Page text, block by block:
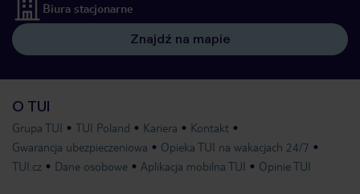
Biura stacjonarne
Znajdź na mapie
O TUI
Grupa TUI TUI Poland Kariera
Kontakt
Gwarancja ubezpieczeniowa
Opieka TUI na wakacjach 24/7
TUI.cz
Dane osobowe Aplikacja mobilna TUI Opinie TUI